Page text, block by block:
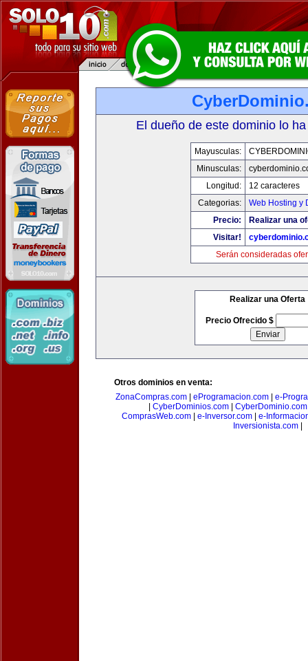
El dueño de este dominio lo
Mayusculas:
Minusculas:
Longitud:
12 caracteres
Categorias:
Web Hosting y
Precio:
Realizar una
Visitar!
Serán consideradas
Realizar una Oferta
Precio Ofrecido $
Otros dominios en venta:
ZonaCompras.com
eProgramacion.com
e-
CyberDominios.com| CyberDominio.com
ComprasWeb.com
e-Inversor.com
e-
Inversionista.com|